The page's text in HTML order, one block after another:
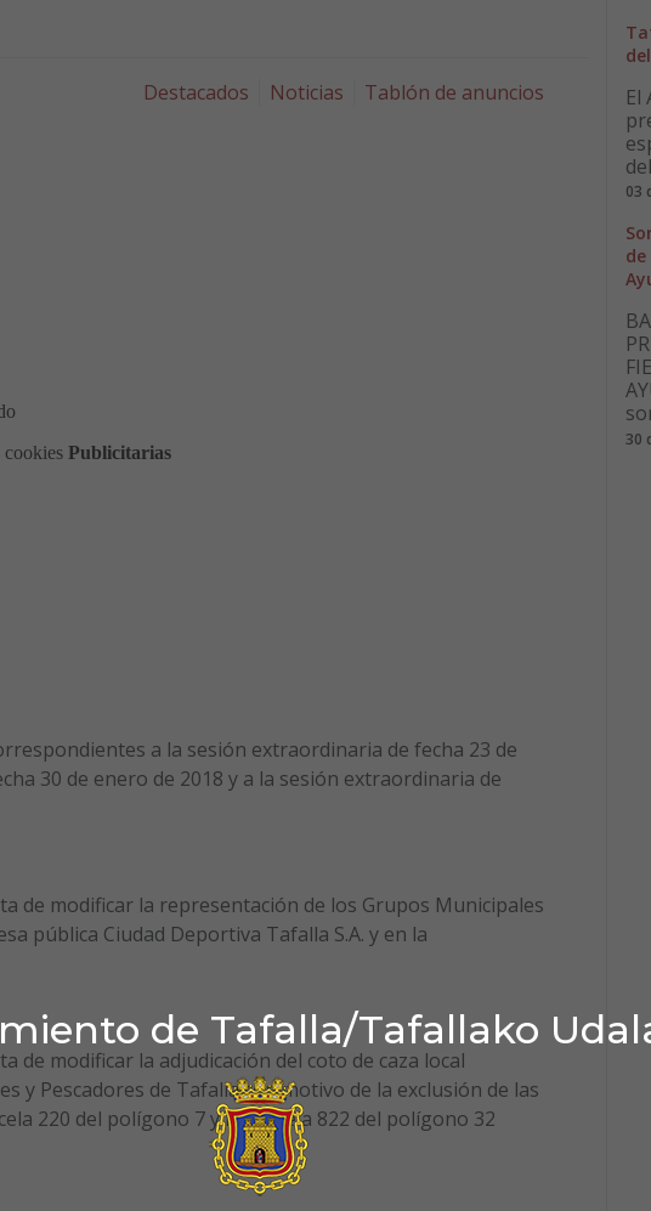
de Tafalla/Tafallako
Destacados Noticias Tablón de anuncios
a la sesión extraordinaria de fecha 23 de
30 de enero de 2018 y a la sesión extraordinaria de
de modificar la representación de los Grupos Municipales
pública Ciudad Deportiva Tafalla S.A. y en la
de modificar la adjudicación del coto de caza local
y Pescadores de Tafalla con motivo de la exclusión de las
220 del polígono 7 y la parcela 822 del polígono 32
El
03
30